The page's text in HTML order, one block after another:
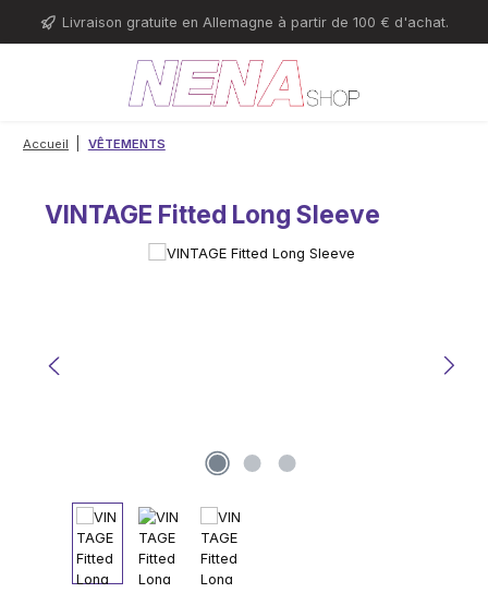
Passer au contenu principal
Livraison gratuite en Allemagne à partir de 100 € d'achat.
Accueil VÊTEMENTS
VINTAGE Fitted Long Sleeve
Ignorer la galerie d'images